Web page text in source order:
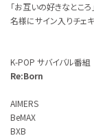
「お互いの好きなところ
名様にサイン入りチェ
K-POP サバイバル番組
Re:Born
AIMERS
BeMAX
BXB